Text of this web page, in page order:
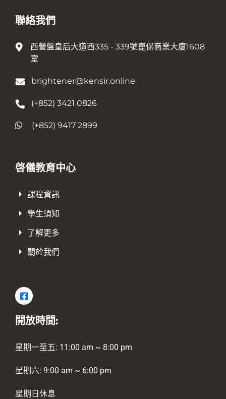
聯絡我們
西營盤皇后大道西335 - 339號崑保商業大廈1608
室
brightener@kensir.online
(+852) 3421 0826
(+852) 9417 2899
啓儀教育中心
課程資訊
學生須知
了解更多
關於我們
開放時間:
星期一至五: 11:00 am ~ 8:00 pm
星期六: 9:00 am ~ 6:00 pm
星期日休息